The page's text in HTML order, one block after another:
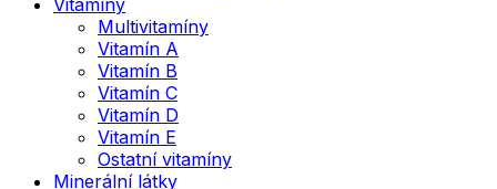
Multivitamíny
Vitamín A
Vitamín B
Vitamín C
Vitamín D
Vitamín E
Ostatní vitamíny
Minerální látky